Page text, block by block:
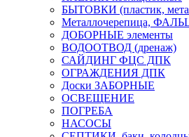
БЫТОВКИ (пластик,
Металлочерепица,
ДОБОРНЫЕ элементы
ВОДООТВОД (дренаж)
САЙДИНГ ФЦС ДПК
ОГРАЖДЕНИЯ ДПК
Доски ЗАБОРНЫЕ
ОСВЕЩЕНИЕ
ПОГРЕБА
НАСОСЫ